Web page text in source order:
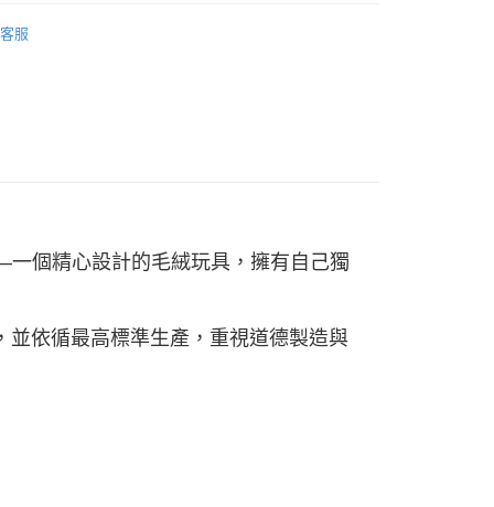
用卡公司
取貨
款
客服
個精心設計的毛絨玩具，擁有自己獨
依循最高標準生產，重視道德製造與